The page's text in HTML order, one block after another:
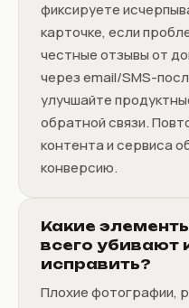
фиксируете
карточке, если
честные отзывы от
через email/SMS-
улучшайте
обратной связи.
контента и сервиса
конверсию.
Какие
всего убивают
исправить?
Плохие фотографии,